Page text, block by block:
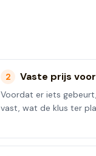
2 Vaste prijs
Voordat er iets
vast, wat de klus ter